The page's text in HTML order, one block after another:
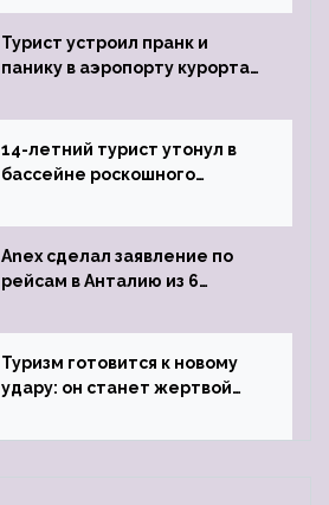
виз
Турист устроил пранк и
панику в аэропорту курорта,
задержке рейса
14-летний турист утонул в
бассейне роскошного
Anex сделал заявление по
рейсам в Анталию из 6
Туризм готовится к новому
удару: он станет жертвой